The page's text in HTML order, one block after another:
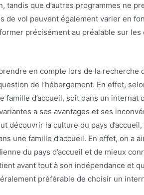
tandis que d’autres programmes ne
de vol peuvent également varier en
précisément au préalable sur les
en compte lors de la recherche
de l’hébergement. En effet,
famille d’accueil, soit dans un
a ses avantages et ses
découvrir la culture du pays
une famille d’accueil. En effet, on a
du pays d’accueil et de mieux
avant tout à son indépendance et
préférable de choisir un